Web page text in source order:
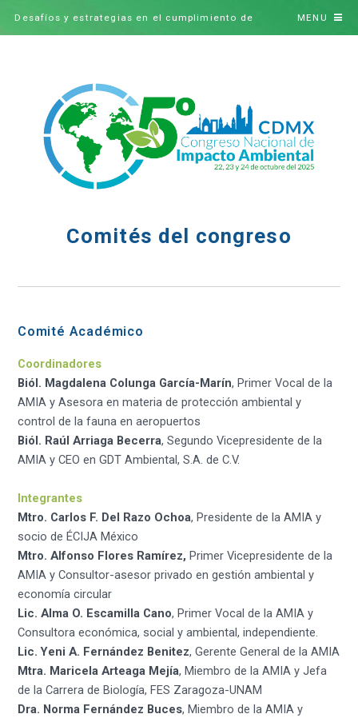
Desafíos y estrategias en el cumplimiento de MENU
Comités del congreso
Comité Académico
Coordinadores
Biól. Magdalena Colunga García-Marín, Primer Vocal de la
AMIA y Asesora en materia de protección ambiental y
control de la fauna en aeropuertos
Biól. Raúl Arriaga Becerra, Segundo Vicepresidente de la
AMIA y CEO en GDT Ambiental, S.A. de C.V.
Integrantes
Mtro. Carlos F. Del Razo Ochoa, Presidente de la AMIA y
socio de ÉCIJA México
Mtro. Alfonso Flores Ramírez, Primer Vicepresidente de la
AMIA y Consultor-asesor privado en gestión ambiental y
economía circular
Lic. Alma O. Escamilla Cano, Primer Vocal de la AMIA y
Consultora económica, social y ambiental, independiente.
Lic. Yeni A. Fernández Benitez, Gerente General de la AMIA
Mtra. Maricela Arteaga Mejía, Miembro de la AMIA y Jefa
de la Carrera de Biología, FES Zaragoza-UNAM
Dra. Norma Fernández Buces, Miembro de la AMIA y